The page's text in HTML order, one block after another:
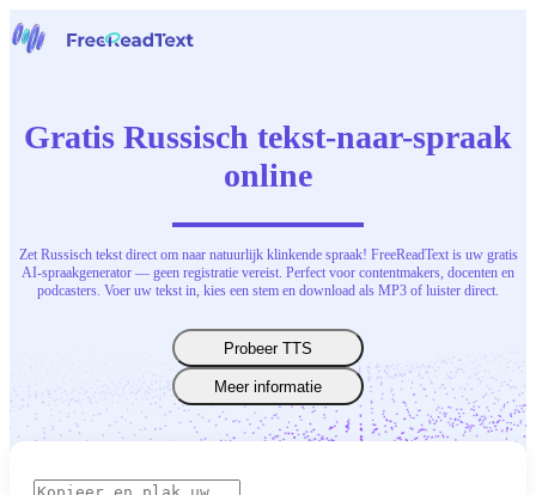
Gereedschap
Nederlands
Gratis Russisch tekst-naar-spraak
online
Zet Russisch tekst direct om naar natuurlijk klinkende spraak! FreeReadText is uw gratis
AI-spraakgenerator — geen registratie vereist. Perfect voor contentmakers, docenten en
podcasters. Voer uw tekst in, kies een stem en download als MP3 of luister direct.
Probeer TTS
Meer informatie